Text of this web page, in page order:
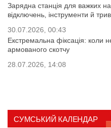
Зарядна станція для важких
відключень, інструменти й
30.07.2026, 00:43
Екстремальна фіксація: коли
армованого скотчу
28.07.2026, 14:08
СУМСЬКИЙ КАЛЕНДАР